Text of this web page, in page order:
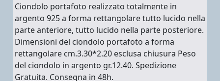
Ciondolo portafoto realizzato totalmente in
argento 925 a forma rettangolare tutto lucido nella
parte anteriore, tutto lucido nella parte posteriore.
Dimensioni del ciondolo portafoto a forma
rettangolare cm.3.30*2.20 esclusa chiusura Peso
del ciondolo in argento gr.12.40. Spedizione
Gratuita. Consegna in 48h.